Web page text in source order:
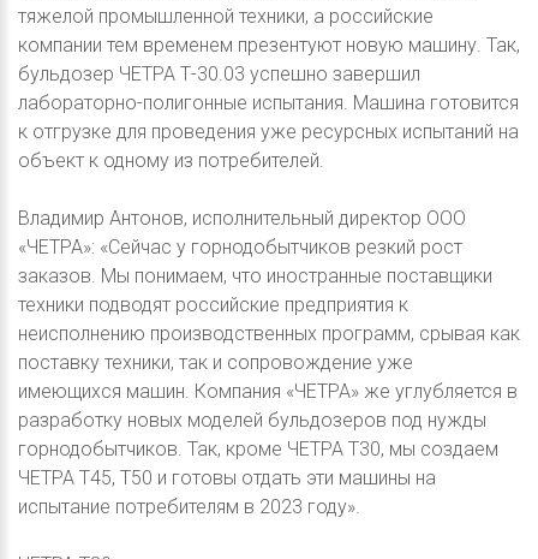
тяжелой промышленной техники, а российские
компании тем временем презентуют новую машину. Так,
бульдозер ЧЕТРА Т-30.03 успешно завершил
лабораторно-полигонные испытания. Машина готовится
к отгрузке для проведения уже ресурсных испытаний на
объект к одному из потребителей.
Владимир Антонов, исполнительный директор ООО
«ЧЕТРА»: «Сейчас у горнодобытчиков резкий рост
заказов. Мы понимаем, что иностранные поставщики
техники подводят российские предприятия к
неисполнению производственных программ, срывая как
поставку техники, так и сопровождение уже
имеющихся машин. Компания «ЧЕТРА» же углубляется в
разработку новых моделей бульдозеров под нужды
горнодобытчиков. Так, кроме ЧЕТРА Т30, мы создаем
ЧЕТРА Т45, Т50 и готовы отдать эти машины на
испытание потребителям в 2023 году».